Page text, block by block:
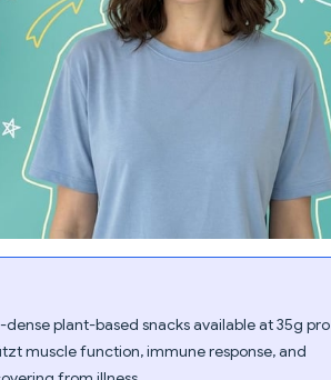
plant-based snacks available at 35g pro
muscle function, immune response, and